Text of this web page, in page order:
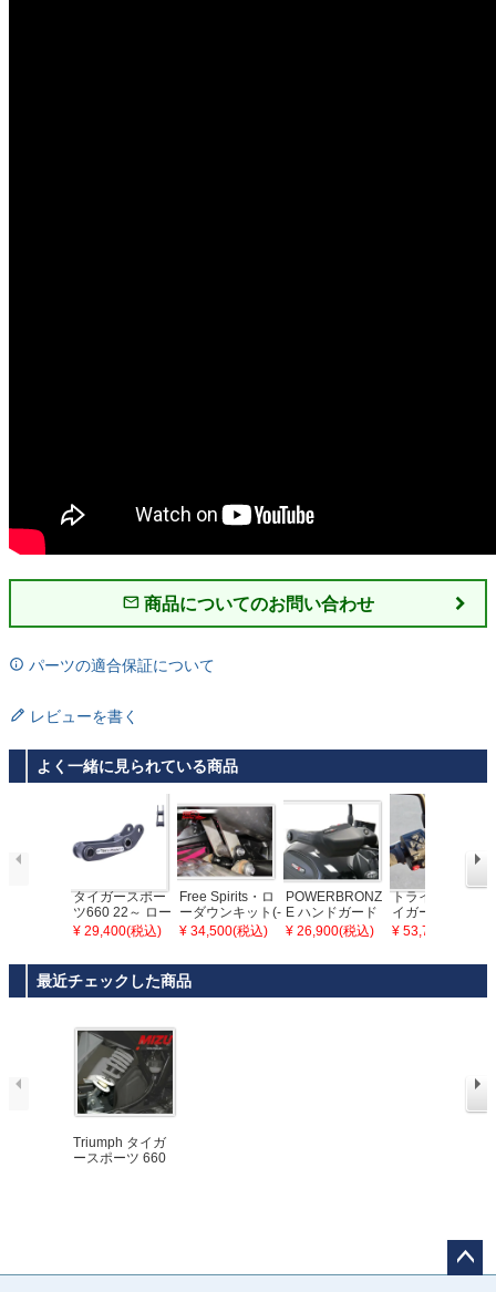
商品についてのお問い合わせ
パーツの適合保証について
レビューを書く
よく一緒に見られている商品
タイガースポー
ツ660 22～ ロー
ダウンキット リ
¥ 29,400(税込)
Free Spirits・ロ
ーダウンキット(-
20mm)・ トライ
¥ 34,500(税込)
POWERBRONZ
E ハンドガード
トライアンフ TR
¥ 26,900(税込)
トライアンフ タ
イガースポーツ6
60 22～ 専用 後
¥ 53,700(税込)
最近チェックした商品
Triumph タイガ
ースポーツ 660